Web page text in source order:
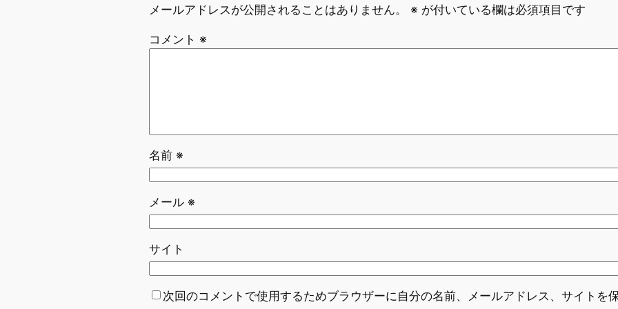
メールアドレスが公開されることはありません。 ※ が付いている欄は必須項目です
コメント ※
名前 ※
メール ※
サイト
次回のコメントで使用するためブラウザーに自分の名前、メールアドレス、サイトを保